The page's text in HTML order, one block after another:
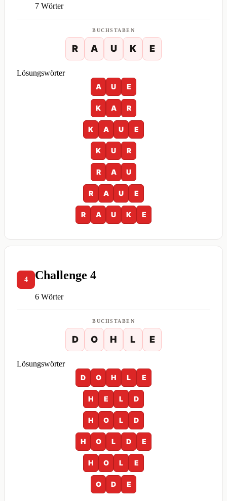
7 Wörter
BUCHSTABEN
R A U K E
Lösungswörter
A
U E
K A R
K A U E
K U R
R A U
R A U E
R A U K E
4 Challenge 4
6 Wörter
BUCHSTABEN
D O H L E
Lösungswörter
D
O H L E
H E L D
H O L D
H O L D E
H O L E
O D E